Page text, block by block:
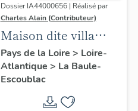
Dossier IA44000656 | Réalisé par
Charles Alain (Contributeur)
Maison dite villa
balnéaire Villa
Rouge puis Rayons
de Soleil, 25
boulevard de l'Océan
Pays de la Loire > Loire-
Atlantique > La Baule-
Escoublac